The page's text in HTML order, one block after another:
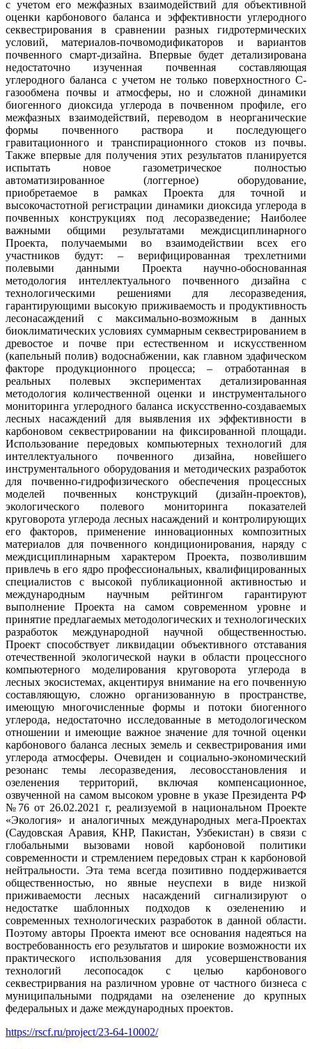
с учетом его межфазных взаимодействий для объективной
оценки карбонового баланса и эффективности углеродного
секвестрирования в сравнении разных гидротермических
условий, материалов-почвомодификаторов и вариантов
почвенного смарт-дизайна. Впервые будет детализирована
недостаточно изученная почвенная составляющая
углеродного баланса с учетом не только поверхностного С-
газообмена почвы и атмосферы, но и сложной динамики
биогенного диоксида углерода в почвенном профиле, его
межфазных взаимодействий, переводом в неорганические
формы почвенного раствора и последующего
гравитационного и транспирационного стоков из почвы.
Также впервые для получения этих результатов планируется
испытать новое газометрическое полностью
автоматизированное (логгерное) оборудование,
приобретаемое в рамках Проекта для точной и
высокочастотной регистрации динамики диоксида углерода в
почвенных конструкциях под лесоразведение; Наиболее
важными общими результатами междисциплинарного
Проекта, получаемыми во взаимодействии всех его
участников будут: – верифицированная трехлетними
полевыми данными Проекта научно-обоснованная
методология интеллектуального почвенного дизайна с
технологическими решениями для лесоразведения,
гарантирующими высокую приживаемость и продуктивность
лесонасаждений с максимально-возможным в данных
биоклиматических условиях суммарным секвестрированием в
древостое и почве при естественном и искусственном
(капельный полив) водоснабжении, как главном эдафическом
факторе продукционного процесса; – отработанная в
реальных полевых экспериментах детализированная
методология количественной оценки и инструментального
мониторинга углеродного баланса искусственно-создаваемых
лесных насаждений для выявления их эффективности в
карбоновом секвестрировании на фиксированной площади.
Использование передовых компьютерных технологий для
интеллектуального почвенного дизайна, новейшего
инструментального оборудования и методических разработок
для почвенно-гидрофизического обеспечения процессных
моделей почвенных конструкций (дизайн-проектов),
экологического полевого мониторинга показателей
круговорота углерода лесных насаждений и контролирующих
его факторов, применение инновационных композитных
материалов для почвенного кондиционирования, наряду с
междисциплинарным характером Проекта, позволившим
привлечь в его ядро профессиональных, квалифицированных
специалистов с высокой публикационной активностью и
международным научным рейтингом гарантируют
выполнение Проекта на самом современном уровне и
принятие предлагаемых методологических и технологических
разработок международной научной общественностью.
Проект способствует ликвидации объективного отставания
отечественной экологической науки в области процессного
компьютерного моделирования круговорота углерода в
лесных экосистемах, акцентируя внимание на его почвенную
составляющую, сложно организованную в пространстве,
имеющую многочисленные формы и потоки биогенного
углерода, недостаточно исследованные в методологическом
отношении и имеющие важное значение для точной оценки
карбонового баланса лесных земель и секвестрирования ими
углерода атмосферы. Очевиден и социально-экономический
резонанс темы лесоразведения, лесовосстановления и
озеленения территорий, включая компенсационное,
озвученной на самом высоком уровне в указе Президента РФ
№76 от 26.02.2021 г, реализуемой в национальном Проекте
«Экология» и аналогичных международных мега-Проектах
(Саудовская Аравия, КНР, Пакистан, Узбекистан) в связи с
глобальными вызовами новой карбоновой политики
современности и стремлением передовых стран к карбоновой
нейтральности. Эта тема всегда позитивно поддерживается
общественностью, но явные неуспехи в виде низкой
приживаемости лесных насаждений сигнализируют о
недостатке шаблонных подходов к озеленению и
современных технологических разработок в данной области.
Поэтому авторы Проекта имеют все основания надеяться на
востребованность его результатов и широкие возможности их
практического использования для усовершенствования
технологий лесопосадок с целью карбонового
секвестрирвания на различном уровне от частного бизнеса с
муниципальными подрядами на озеленение до крупных
федеральных и даже международных проектов.
https://rscf.ru/project/23-64-10002/